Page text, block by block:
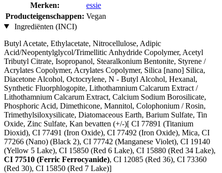
Merken:
essie
Producteigenschappen: Vegan
Ingrediënten (INCI)
Butyl Acetate, Ethylacetate, Nitrocellulose, Adipic
Acid/Neopentylglycol/Trimellitic Anhydride Copolymer, Acetyl
Tributyl Citrate, Isopropanol, Stearalkonium Bentonite, Styrene /
Acrylates Copolymer, Acrylates Copolymer, Silica [nano] Silica,
Diacetone Alcohol, Octocrylene, N - Butyl Alcohol, Hexanal,
Synthetic Fluorphlogopite, Lithothamnium Calcarum Extract /
Lithothamnium Calcarum Extract, Calcium Sodium Borosilicate,
Phosphoric Acid, Dimethicone, Mannitol, Colophonium / Rosin,
Trimethylsiloxysilicate, Diatomaceous Earth, Barium Sulfate, Tin
Oxide, Zinc Sulfate, Kan bevatten (+/-)[ CI 77891 (Titanium
Dioxid), CI 77491 (Iron Oxide), CI 77492 (Iron Oxide), Mica, CI
77266 (Nano) (Black 2), CI 77742 (Manganese Violet), CI 19140
(Yellow 5 Lake), CI 15850 (Red 6 Lake), CI 15880 (Red 34 Lake),
CI 77510 (Ferric Ferrocyanide), CI 12085 (Red 36), CI 73360
(Red 30), CI 15850 (Red 7 Lake)]